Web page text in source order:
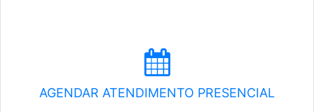
AGENDAR ATENDIMENTO PRESENCIAL